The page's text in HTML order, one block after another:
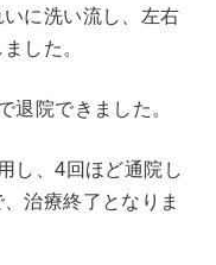
に洗い流し、左右
した。
院できました。
し、4回ほど通院し
治療終了となりま